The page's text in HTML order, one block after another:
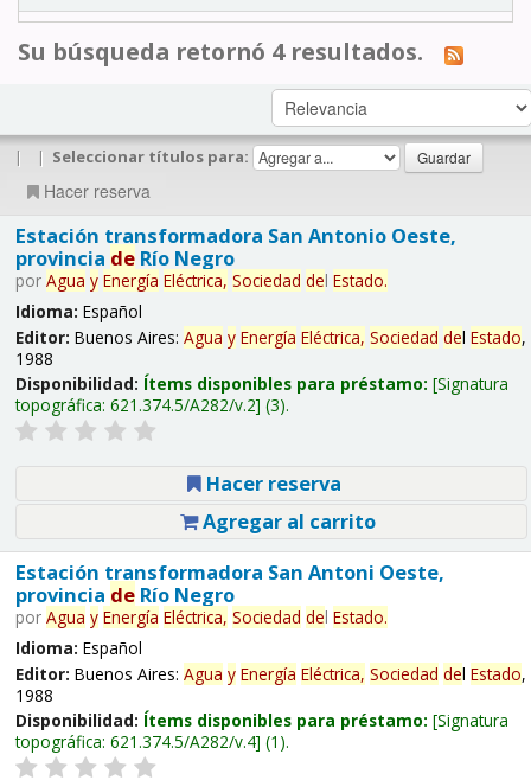
Su búsqueda retornó 4 resultados.
| | Seleccionar títulos para:
Hacer reserva
Estación transformadora San Antonio Oeste,
provincia deRío Negro
por Agua y Energía Eléctrica, Sociedad del Estado.
Idioma: Español
Editor: Buenos Aires: Agua y Energía Eléctrica, Sociedad del Estado,
1988
Disponibilidad: Ítems disponibles para préstamo: Signatura
topográfica: 621.374.5/A282/v.2 (3).
Hacer reserva
Agregar al carrito
Estación transformadora San Antoni Oeste,
provincia deRío Negro
por Agua y Energía Eléctrica, Sociedad del Estado.
Idioma: Español
Editor: Buenos Aires: Agua y Energía Eléctrica, Sociedad del Estado,
1988
Disponibilidad: Ítems disponibles para préstamo: Signatura
topográfica: 621.374.5/A282/v.4 (1).